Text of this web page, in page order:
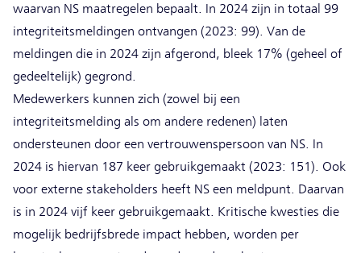
waarvan NS maatregelen bepaalt. In 2024 zijn in totaal 99
integriteitsmeldingen ontvangen (2023: 99). Van de
meldingen die in 2024 zijn afgerond, bleek 17% (geheel of
gedeeltelijk) gegrond.
Medewerkers kunnen zich (zowel bij een
integriteitsmelding als om andere redenen) laten
ondersteunen door een vertrouwenspersoon van NS. In
2024 is hiervan 187 keer gebruikgemaakt (2023: 151). Ook
voor externe stakeholders heeft NS een meldpunt. Daarvan
is in 2024 vijf keer gebruikgemaakt. Kritische kwesties die
mogelijk bedrijfsbrede impact hebben, worden per